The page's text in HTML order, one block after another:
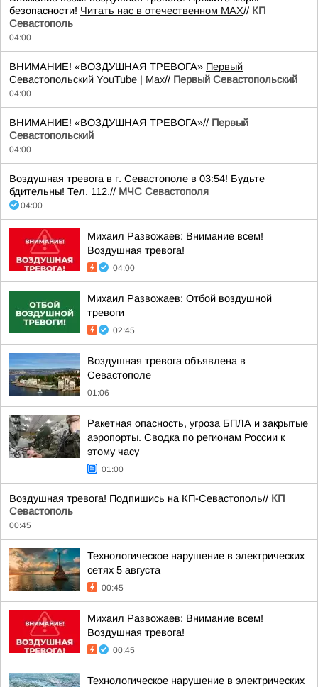
безопасности! Читать нас в отечественном MAX// КП
Севастополь
04:00
ВНИМАНИЕ! «ВОЗДУШНАЯ ТРЕВОГА» Первый
Севастопольский YouTube | Max// Первый Севастопольский
04:00
ВНИМАНИЕ! «ВОЗДУШНАЯ ТРЕВОГА»// Первый
Севастопольский
04:00
Воздушная тревога в г. Севастополе в 03:54! Будьте
бдительны! Тел. 112.// МЧС Севастополя
04:00
Михаил Развожаев: Внимание всем!
Воздушная тревога!
04:00
Михаил Развожаев: Отбой воздушной
тревоги
02:45
Воздушная тревога объявлена в
Севастополе
01:06
Ракетная опасность, угроза БПЛА и закрытые
аэропорты. Сводка по регионам России к
этому часу
01:00
Воздушная тревога! Подпишись на КП-Севастополь// КП
Севастополь
00:45
Технологическое нарушение в электрических
сетях 5 августа
00:45
Михаил Развожаев: Внимание всем!
Воздушная тревога!
00:45
Технологическое нарушение в электрических